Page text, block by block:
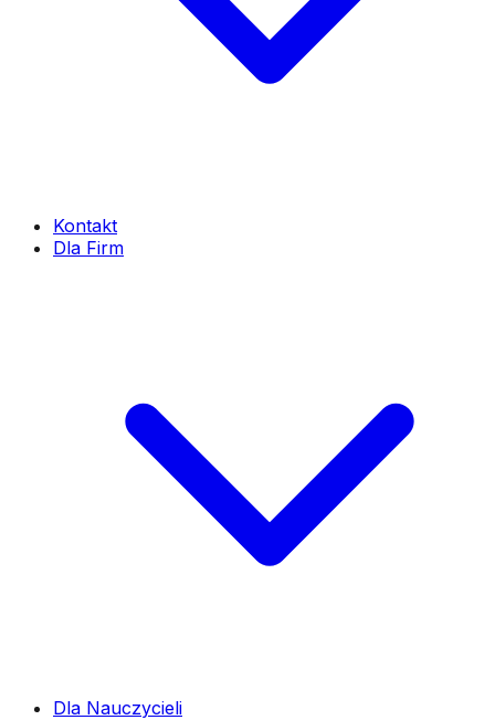
Kontakt
Dla Firm
Dla Nauczycieli